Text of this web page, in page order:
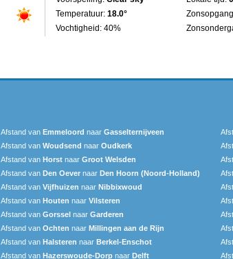
Temperatuur: 18.0°
Vochtigheid: 40%
Afstand van Emmeloord naar Gasselternijveen
Afstand van Woudsend naar Oudkerk
Afstand van Horst naar Groot Welsden
Afstand van Den Oever naar Den Hoorn (Noord-Holland)
Afstand van Vijfhuizen naar Nibbixwoud
Afstand van Houten naar Vilsteren
Afstand van Gorssel naar Garderen
Afstand van Ochten naar Millingen aan de Rijn
Afstand van Halsteren naar Berkel-Enschot
Afstand van Hazerswoude-Dorp naar Delft